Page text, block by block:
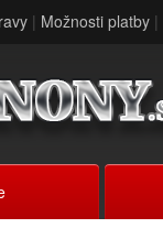
| Možnosti platby |